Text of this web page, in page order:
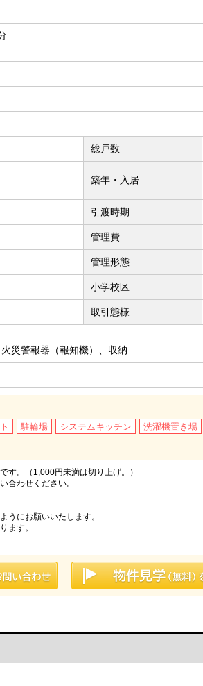
総戸数
築年・入居
引渡時期
管理費
管理形態
小学校区
取引態様
災警報器（報知機）、収納
駐輪場 システムキッチン 洗濯機置き場
す。（1,000円未満は切り上げ。）
合わせください。
うにお願いいたします。
ます。